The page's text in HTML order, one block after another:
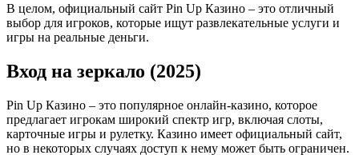
В целом, официальный сайт Pin Up Казино – это отличный
выбор для игроков, которые ищут развлекательные услуги и
игры на реальные деньги.
Вход на зеркало (2025)
Pin Up Казино – это популярное онлайн-казино, которое
предлагает игрокам широкий спектр игр, включая слоты,
карточные игры и рулетку. Казино имеет официальный сайт,
но в некоторых случаях доступ к нему может быть ограничен.